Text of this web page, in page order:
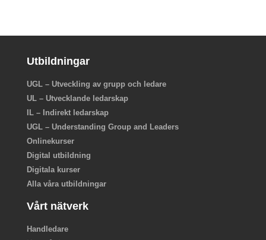
Utbildningar
UGL – Utveckling av grupp och ledare
UL – Utvecklande ledarskap
IL – Indirekt ledarskap
UGL – Understanding Group and Leaders
Onlinekurser
Digital utbildning
Digitala kurser
Alla våra utbildningar
Vårt nätverk
Handledare